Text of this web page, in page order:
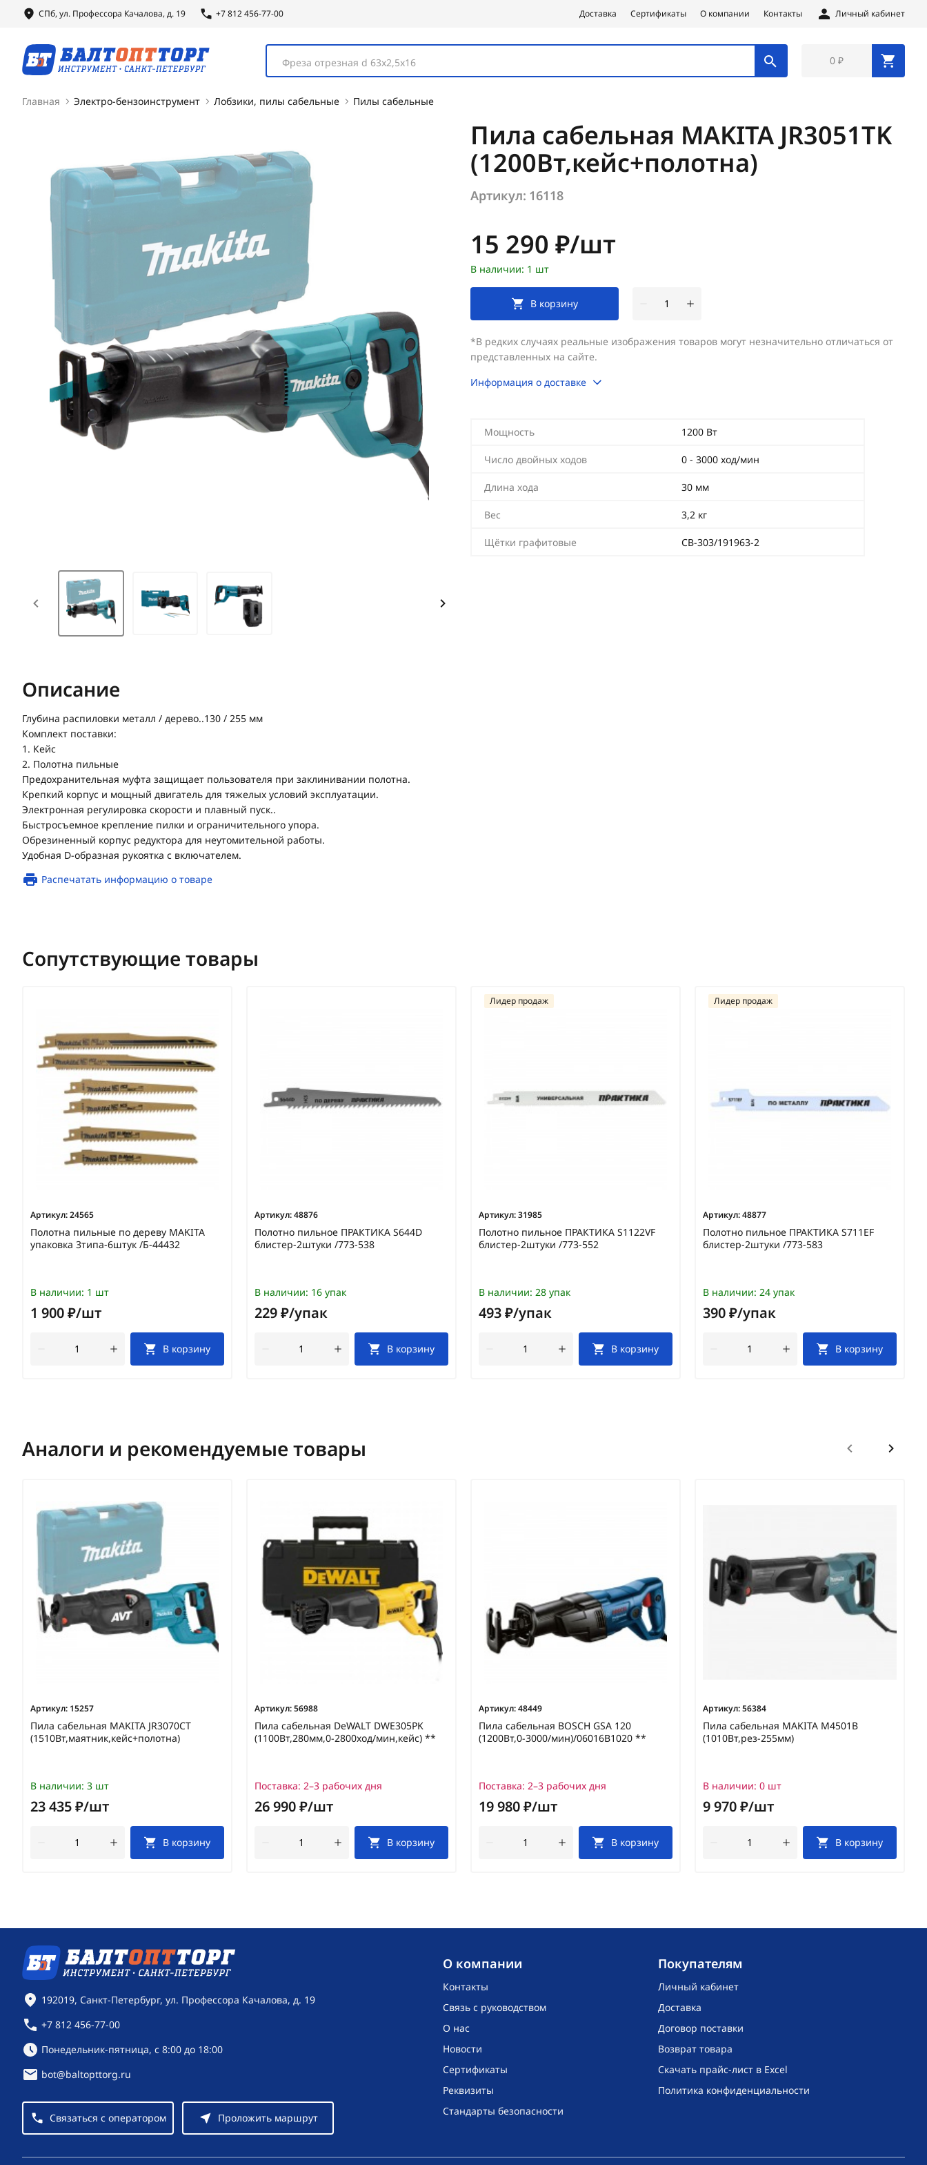
СПб, ул. Профессора Качалова, д. 19 +7 812 456-77-00 Доставка Сертификаты О компании Контакты Личный кабинет
Фреза отрезная d 63х2,5х16 0 ₽
Главная Электро-бензоинструмент Лобзики, пилы сабельные Пилы сабельные
Пила сабельная MAKITA JR3051TK
(1200Вт,кейс+полотна)
Артикул: 16118
Цена:
15 290 ₽/шт
В наличии: 1 шт
В корзину
*В редких случаях реальные изображения товаров могут незначительно отличаться от
представленных на сайте.
Информация о доставке
Мощность 1200 Вт
Число двойных ходов 0 - 3000 ход/мин
Длина хода 30 мм
Вес 3,2 кг
Щётки графитовые СВ-303/191963-2
Описание
Глубина распиловки металл / дерево..130 / 255 мм
Комплект поставки:
1. Кейс
2. Полотна пильные
Предохранительная муфта защищает пользователя при заклинивании полотна.
Крепкий корпус и мощный двигатель для тяжелых условий эксплуатации.
Электронная регулировка скорости и плавный пуск..
Быстросъемное крепление пилки и ограничительного упора.
Обрезиненный корпус редуктора для неутомительной работы.
Удобная D-образная рукоятка с включателем.
Распечатать информацию о товаре
Сопутствующие товары
Артикул:24565
Полотна пильные по дереву MAKITA
упаковка 3типа-6штук /Б-44432
В наличии: 1 шт
1 900 ₽/шт
В корзину
Артикул:48876
Полотно пильное ПРАКТИКА S644D
блистер-2штуки /773-538
В наличии: 16 упак
229 ₽/упак
В корзину
Артикул:31985
Полотно пильное ПРАКТИКА S1122VF
блистер-2штуки /773-552
Лидер продаж
В наличии: 28 упак
493 ₽/упак
В корзину
Артикул:48877
Полотно пильное ПРАКТИКА S711EF
блистер-2штуки /773-583
Лидер продаж
В наличии: 24 упак
390 ₽/упак
В корзину
Аналоги и рекомендуемые товары
Артикул: 15257
Пила сабельная MAKITA JR3070CT
(1510Вт,маятник,кейс+полотна)
В наличии: 3 шт
23 435 ₽/шт
В корзину
Артикул:56988
Пила сабельная DeWALT DWE305PK
(1100Вт,280мм,0-2800ход/мин,кейс) **
Поставка: 2–3 рабочих дня
26 990 ₽/шт
В корзину
Артикул:48449
Пила сабельная BOSCH GSA 120
(1200Вт,0-3000/мин)/06016B1020 **
Поставка: 2–3 рабочих дня
19 980 ₽/шт
В корзину
Артикул:56384
Пила сабельная MAKITA M4501B
(1010Вт,рез-255мм)
В наличии: 0 шт
9 970 ₽/шт
В корзину
O компании
Контакты
Связь с руководством
О нас
Новости
Сертификаты
Реквизиты
Стандарты безопасности
Покупателям
Личный кабинет
Доставка
Договор поставки
Возврат товара
Скачать прайс-лист в Excel
Политика конфиденциальности
Контактная информация
192019, Санкт-Петербург, ул. Профессора Качалова, д. 19
+7 812 456-77-00
Режим работы:
Понедельник-пятница, с 8:00 до 18:00
bot@baltopttorg.ru
Связаться с оператором Проложить маршрут